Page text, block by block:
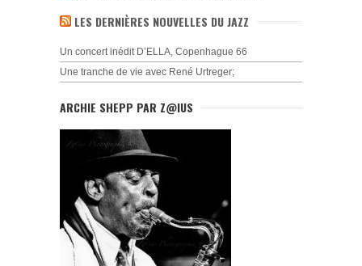
LES DERNIÈRES NOUVELLES DU JAZZ
Un concert inédit D’ELLA, Copenhague 66
Une tranche de vie avec René Urtreger;
ARCHIE SHEPP PAR Z@IUS